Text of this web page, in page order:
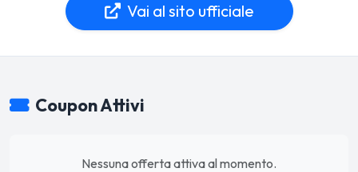
Vai al sito ufficiale
Coupon Attivi
Nessuna offerta attiva al momento.